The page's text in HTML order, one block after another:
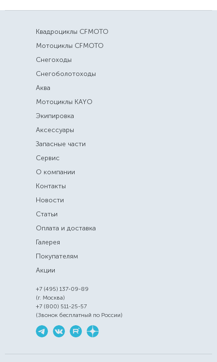
Квадроциклы CFMOTO
Мотоциклы CFMOTO
Снегоходы
Снегоболотоходы
Аква
Мотоциклы KAYO
Экипировка
Аксессуары
Запасные части
Сервис
О компании
Контакты
Новости
Статьи
Оплата и доставка
Галерея
Покупателям
Акции
+7 (495) 137-09-89
(г. Москва)
+7 (800) 511-25-57
(Звонок бесплатный по России)